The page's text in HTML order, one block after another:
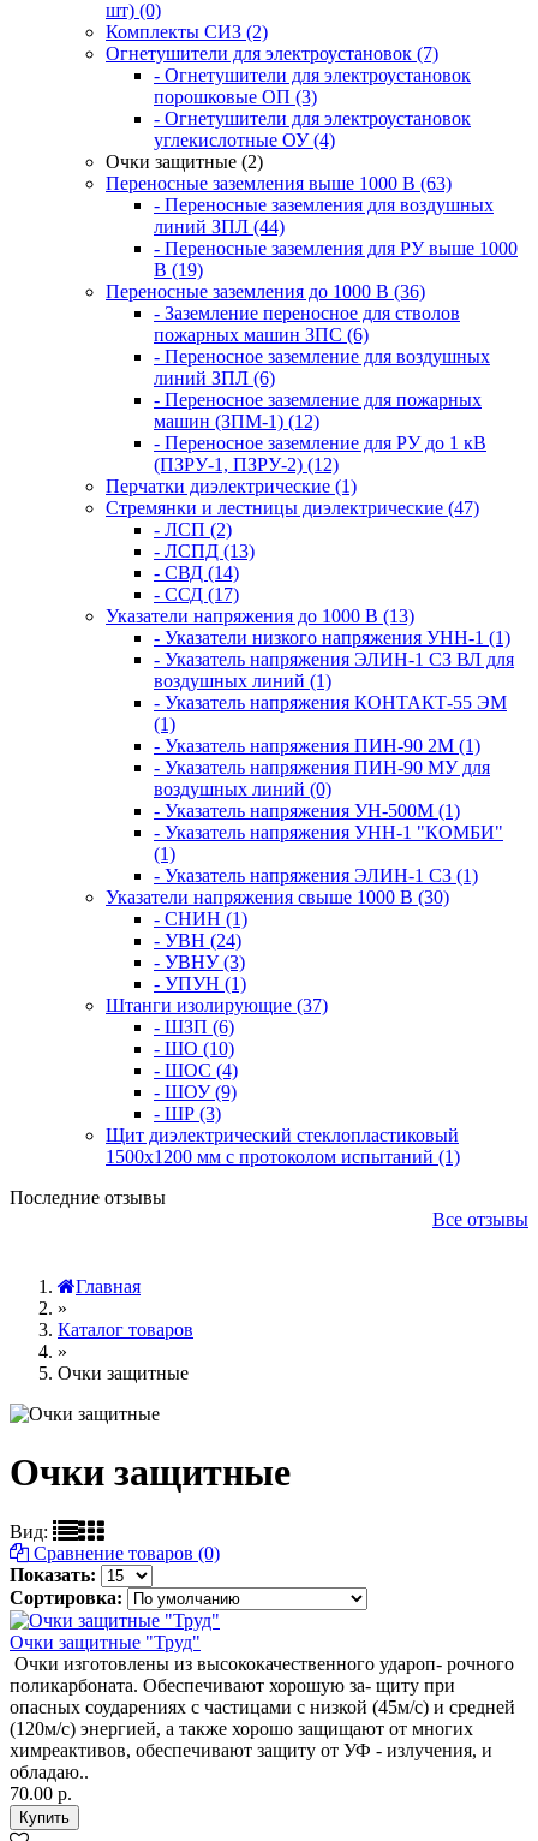
шт) (0)
Комплекты СИЗ (2)
Огнетушители для электроустановок (7)
- Огнетушители для электроустановок
порошковые ОП (3)
- Огнетушители для электроустановок
углекислотные ОУ (4)
Очки защитные (2)
Переносные заземления выше 1000 В (63)
- Переносные заземления для воздушных
линий ЗПЛ (44)
- Переносные заземления для РУ выше 1000
В (19)
Переносные заземления до 1000 В (36)
- Заземление переносное для стволов
пожарных машин ЗПС (6)
- Переносное заземление для воздушных
линий ЗПЛ (6)
- Переносное заземление для пожарных
машин (ЗПМ-1) (12)
- Переносное заземление для РУ до 1 кВ
(ПЗРУ-1, ПЗРУ-2) (12)
Перчатки диэлектрические (1)
Стремянки и лестницы диэлектрические (47)
- ЛСП (2)
- ЛСПД (13)
- СВД (14)
- ССД (17)
Указатели напряжения до 1000 В (13)
- Указатели низкого напряжения УНН-1 (1)
- Указатель напряжения ЭЛИН-1 СЗ ВЛ для
воздушных линий (1)
- Указатель напряжения КОНТАКТ-55 ЭМ
(1)
- Указатель напряжения ПИН-90 2М (1)
- Указатель напряжения ПИН-90 МУ для
воздушных линий (0)
- Указатель напряжения УН-500М (1)
- Указатель напряжения УНН-1 "КОМБИ"
(1)
- Указатель напряжения ЭЛИН-1 СЗ (1)
Указатели напряжения свыше 1000 В (30)
- СНИН (1)
- УВН (24)
- УВНУ (3)
- УПУН (1)
Штанги изолирующие (37)
- ШЗП (6)
- ШО (10)
- ШОС (4)
- ШОУ (9)
- ШР (3)
Щит диэлектрический стеклопластиковый
1500х1200 мм с протоколом испытаний (1)
Последние отзывы
Все отзывы
Главная
»
Каталог товаров
»
Очки защитные
Очки защитные
Вид:
Сравнение товаров (0)
Показать:
Сортировка:
Очки защитные "Труд"
Очки изготовлены из высококачественного удароп- рочного
поликарбоната. Обеспечивают хорошую за- щиту при
опасных соударениях с частицами с низкой (45м/с) и средней
(120м/с) энергией, а также хорошо защищают от многих
химреактивов, обеспечивают защиту от УФ - излучения, и
обладаю..
70.00 р.